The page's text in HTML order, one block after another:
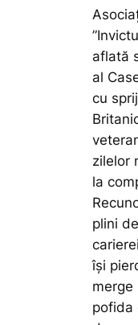
aflată
al
cu
zilelor
la
plini
își
merge
pofida